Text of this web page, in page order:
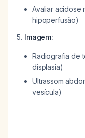
Avaliar acidose
hipoperfusão)
Imagem:
Radiografia de
displasia)
Ultrassom
vesícula)